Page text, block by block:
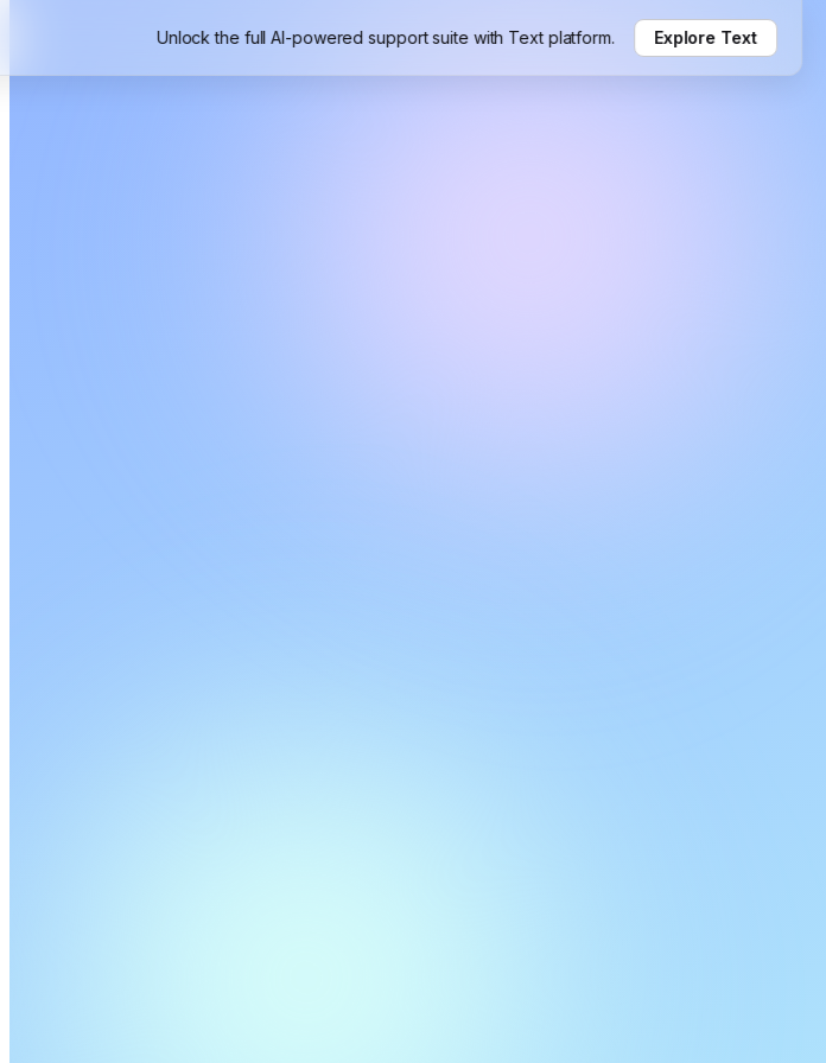
Unlock the full AI-powered support suite with Text platform. Explore Text